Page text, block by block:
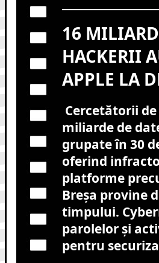
16
HACKERII
APPLE LA
Cercetătorii
miliarde de
grupate în 30
oferind
platforme
Breșa provine
timpului.
parolelor și
pentru